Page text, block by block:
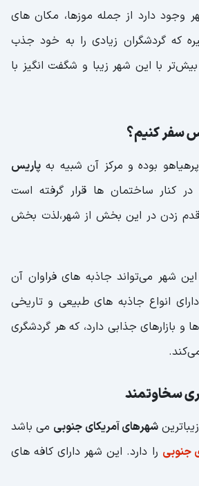
وجود دارد از جمله موزها، مکان های
که گردشگران زیادی را به خود جذب
با این شهر زیبا و شگفت انگیز با
سفر کنیم؟
بوده و مرکز آن شبیه به پاریس
در کنار ساختمان ها قرار گرفته است
قدم زدن در این بخش از شهر،لذت بخش
شهر می‌تواند جاذبه های فراوان آن
انواع جاذبه های طبیعی و تاریخی
و بازارهای جذابی دارد، که هر گردشگری
سخاوتمند
شهرهای آمریکای جنوبی می باشد
جنوبی را دارد. این شهر دارای کافه های